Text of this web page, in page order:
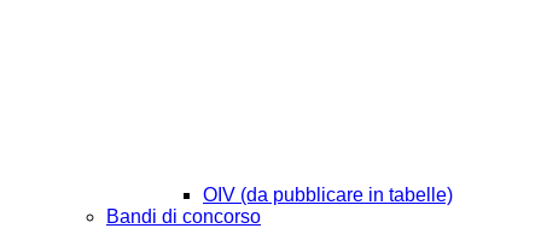
OIV (da pubblicare in tabelle)
Bandi di concorso